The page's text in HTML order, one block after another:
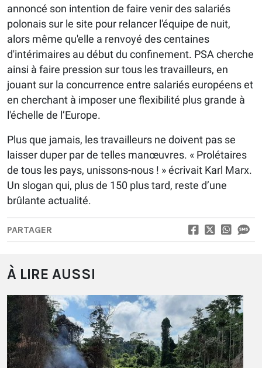
annoncé son intention de faire venir des salariés
polonais sur le site pour relancer l'équipe de nuit,
alors même qu'elle a renvoyé des centaines
d'intérimaires au début du confinement. PSA cherche
ainsi à faire pression sur tous les travailleurs, en
jouant sur la concurrence entre salariés européens et
en cherchant à imposer une flexibilité plus grande à
l'échelle de l’Europe.
Plus que jamais, les travailleurs ne doivent pas se
laisser duper par de telles manœuvres. « Prolétaires
de tous les pays, unissons-nous ! » écrivait Karl Marx.
Un slogan qui, plus de 150 plus tard, reste d’une
brûlante actualité.
PARTAGER
À LIRE AUSSI